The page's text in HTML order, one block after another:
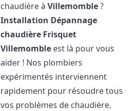
chaudière àVillemomble?
Installation Dépannage
chaudière Frisquet
Villemomble est là pour vous
aider ! Nos plombiers
expérimentés interviennent
rapidement pour résoudre tous
vos problèmes de chaudière,